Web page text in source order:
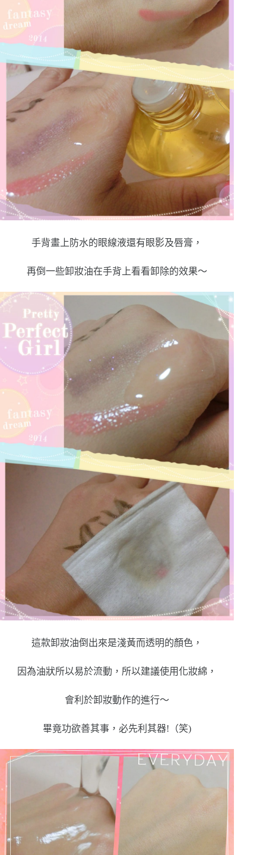
手背畫上防水的眼線液還有眼影及唇膏，
再倒一些卸妝油在手背上看看卸除的效果～
這款卸妝油倒出來是淺黃而透明的顏色，
因為油狀所以易於流動，所以建議使用化妝綿，
會利於卸妝動作的進行～
畢竟功欲善其事，必先利其器!（笑)